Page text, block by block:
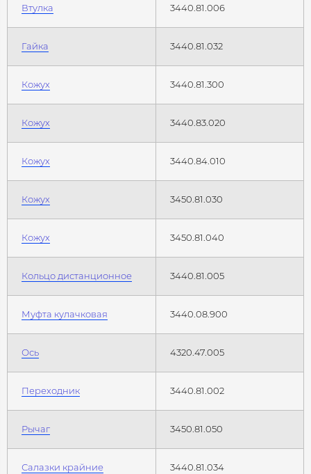
Втулка 3440.81.006
Гайка 3440.81.032
Кожух 3440.81.300
Кожух 3440.83.020
Кожух 3440.84.010
Кожух 3450.81.030
Кожух 3450.81.040
Кольцо дистанционное 3440.81.005
Муфта кулачковая 3440.08.900
Ось 4320.47.005
Переходник 3440.81.002
Рычаг 3450.81.050
Салазки крайние 3440.81.034